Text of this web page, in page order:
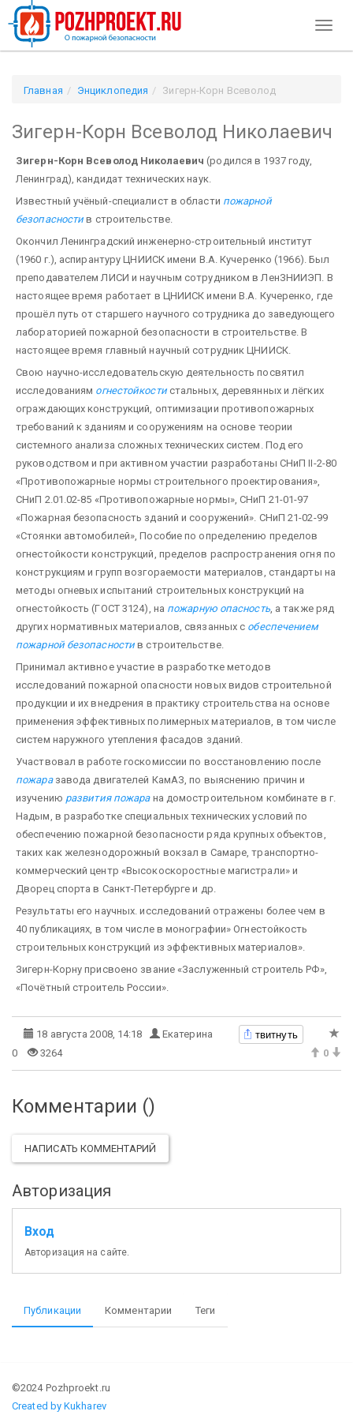
Главная Энциклопедия
Зигерн-Корн Всеволод
Зигерн-Корн Всеволод Николаевич
Зигерн-Корн Всеволод Николаевич (родился в 1937 году,
Ленинград), кандидат технических наук.
Известный учёный-специалист в области пожарной
безопасностив строительстве.
Окончил Ленинградский инженерно-строительный институт
(1960 г.), аспирантуру ЦНИИСК имени В.А. Кучеренко (1966). Был
преподавателем ЛИСИ и научным сотрудником в ЛенЗНИИЭП. В
настоящее время работает в ЦНИИСК имени В.А. Кучеренко, где
прошёл путь от старшего научного сотрудника до заведующего
лабораторией пожарной безопасности в строительстве. В
настоящее время главный научный сотрудник ЦНИИСК.
Свою научно-исследовательскую деятельность посвятил
исследованиям огнестойкостистальных, деревянных и лёгких
ограждающих конструкций, оптимизации противопожарных
требований к зданиям и сооружениям на основе теории
системного анализа сложных технических систем. Под его
руководством и при активном участии разработаны СНиП II-2-80
«Противопожарные нормы строительного проектирования»,
СНиП 2.01.02-85 «Противопожарные нормы», СНиП 21-01-97
«Пожарная безопасность зданий и сооружений». СНиП 21-02-99
«Стоянки автомобилей», Пособие по определению пределов
огнестойкости конструкций, пределов распространения огня по
конструкциям и групп возгораемости материалов, стандарты на
методы огневых испытаний строительных конструкций на
огнестойкость (ГОСТ 3124), на пожарную опасность, а также ряд
других нормативных материалов, связанных с обеспечением
пожарной безопасностив строительстве.
Принимал активное участие в разработке методов
исследований пожарной опасности новых видов строительной
продукции и их внедрения в практику строительства на основе
применения эффективных полимерных материалов, в том числе
систем наружного утепления фасадов зданий.
Участвовал в работе госкомиссии по восстановлению после
пожаразавода двигателей КамАЗ, по выяснению причин и
изучению развития пожарана домостроительном комбинате в г.
Надым, в разработке специальных технических условий по
обеспечению пожарной безопасности ряда крупных объектов,
таких как железнодорожный вокзал в Самаре, транспортно-
коммерческий центр «Высокоскоростные магистрали» и
Дворец спорта в Санкт-Петербурге и др.
Результаты его научных. исследований отражены более чем в
40 публикациях, в том числе в монографии» Огнестойкость
строительных конструкций из эффективных материалов».
Зигерн-Корну присвоено звание «Заслуженный строитель РФ»,
«Почётный строитель России».
18 августа 2008, 14:18 Екатерина твитнуть
0 3264 0
Комментарии ()
НАПИСАТЬ КОММЕНТАРИЙ
Авторизация
Вход
Авторизация на сайте.
Публикации Комментарии Теги
©2024 Pozhproekt.ru
Created by Kukharev